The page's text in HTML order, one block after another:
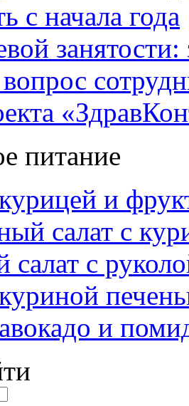
с начала года
вопрос
питание
и
салат с
салат с
и